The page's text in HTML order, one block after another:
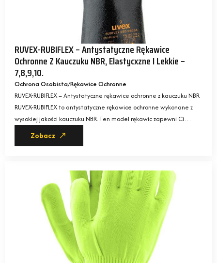
RUVEX-RUBIFLEX – Antystatyczne Rękawice
Ochronne Z Kauczuku NBR, Elastycxzne I Lekkie –
7,8,9,10.
Ochrona Osobista Rękawice Ochronne
RUVEX-RUBIFLEX – Antystatyczne rękawice ochronne z kauczuku NBR
RUVEX-RUBIFLEX to antystatyczne rękawice ochronne wykonane z
wysokiej jakości kauczuku NBR. Ten model rękawic zapewni Ci…
Zobacz